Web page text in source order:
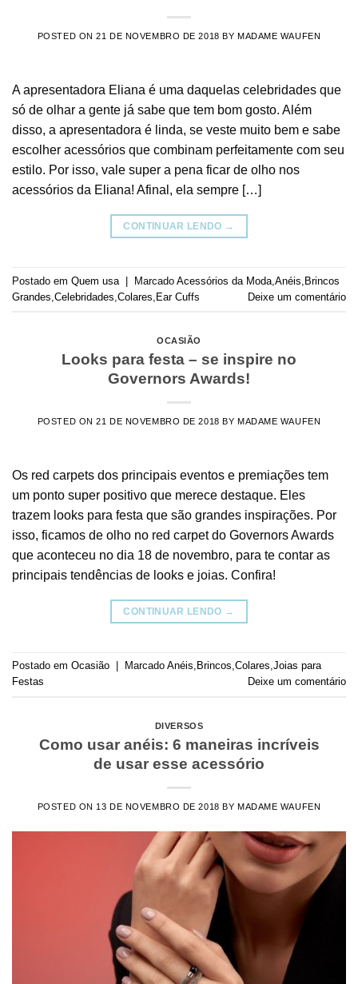
POSTED ON21 DE NOVEMBRO DE 2018 BY MADAME WAUFEN
A apresentadora Eliana é uma daquelas celebridades que
só de olhar a gente já sabe que tem bom gosto. Além
disso, a apresentadora é linda, se veste muito bem e sabe
escolher acessórios que combinam perfeitamente com seu
estilo. Por isso, vale super a pena ficar de olho nos
acessórios da Eliana! Afinal, ela sempre […]
CONTINUAR LENDO →
Postado em Quem usa | Marcado Acessórios da Moda Anéis Brincos
Grandes Celebridades Colares Ear Cuffs Deixe um comentário
OCASIÃO
Looks para festa – se inspire no
Governors Awards!
POSTED ON21 DE NOVEMBRO DE 2018 BY MADAME WAUFEN
Os red carpets dos principais eventos e premiações tem
um ponto super positivo que merece destaque. Eles
trazem looks para festa que são grandes inspirações. Por
isso, ficamos de olho no red carpet do Governors Awards
que aconteceu no dia 18 de novembro, para te contar as
principais tendências de looks e joias. Confira!
CONTINUAR LENDO →
Postado em Ocasião Marcado Anéis, Brincos,Colares,Joias para
Festas
Deixe um comentário
DIVERSOS
Como usar anéis: 6 maneiras incríveis
de usar esse acessório
POSTED ON 13 DE NOVEMBRO DE 2018 BY MADAME WAUFEN